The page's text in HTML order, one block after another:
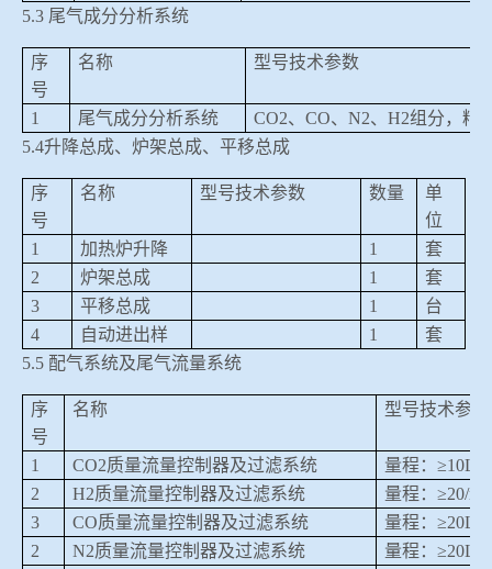
5.3 尾气成分分析系统
序
号
名称 型号技术参数
1 尾气成分分析系统 CO2、CO、N2、H2组分，精
5.4升降总成、炉架总成、平移总成
序
号
名称 型号技术参数 数量
单
位
1
加热炉升降 1
套
2
炉架总成 1
套
3
平移总成 1
台
4
自动进出样 1
套
5.5 配气系统及尾气流量系统
序
号
名称 型号技术参数
1 CO2质量流量控制器及过滤系统 量程：≥10L/
2
H2质量流量控制器及过滤系统 量程：≥20/
3
CO质量流量控制器及过滤系统 量程：≥20L/
2
N2质量流量控制器及过滤系统 量程：≥20L/